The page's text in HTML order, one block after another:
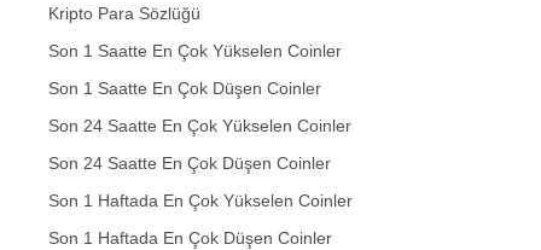
Kripto Para Sözlüğü
Son 1 Saatte En Çok Yükselen Coinler
Son 1 Saatte En Çok Düşen Coinler
Son 24 Saatte En Çok Yükselen Coinler
Son 24 Saatte En Çok Düşen Coinler
Son 1 Haftada En Çok Yükselen Coinler
Son 1 Haftada En Çok Düşen Coinler